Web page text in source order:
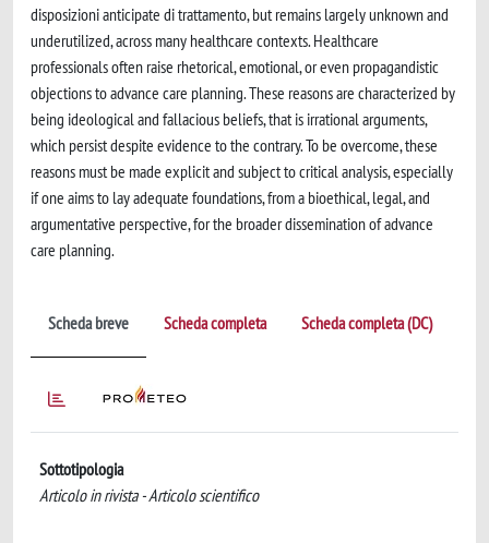
disposizioni anticipate di trattamento, but remains largely unknown and
underutilized, across many healthcare contexts. Healthcare
professionals often raise rhetorical, emotional, or even propagandistic
objections to advance care planning. These reasons are characterized by
being ideological and fallacious beliefs, that is irrational arguments,
which persist despite evidence to the contrary. To be overcome, these
reasons must be made explicit and subject to critical analysis, especially
if one aims to lay adequate foundations, from a bioethical, legal, and
argumentative perspective, for the broader dissemination of advance
care planning.
Scheda breve Scheda completa Scheda completa (DC)
Sottotipologia
Articolo in rivista - Articolo scientifico